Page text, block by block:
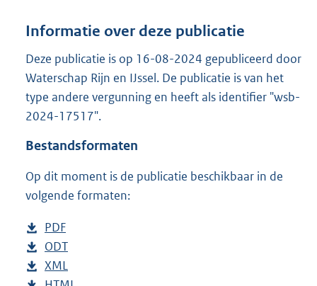
n
s
g
r
o
:
Informatie over deze publicatie
Deze publicatie is op 16-08-2024 gepubliceerd door
Waterschap Rijn en IJssel. De publicatie is van het
type andere vergunning en heeft als identifier "wsb-
2024-17517".
Bestandsformaten
Op dit moment is de publicatie beschikbaar in de
volgende formaten:
D
o
w
PDF
e
s
D
o
ODT
D
XML